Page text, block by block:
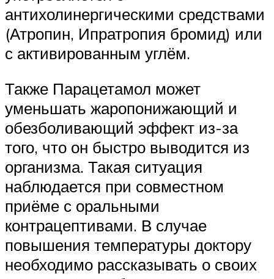
антихолинергическими средствами
(Атропин, Ипратропия бромид) или
с активированным углём.
Также Парацетамол может
уменьшать жаропонижающий и
обезболивающий эффект из-за
того, что он быстро выводится из
организма. Такая ситуация
наблюдается при совместном
приёме с оральными
контрацептивами. В случае
повышения температуры доктору
необходимо рассказывать о своих